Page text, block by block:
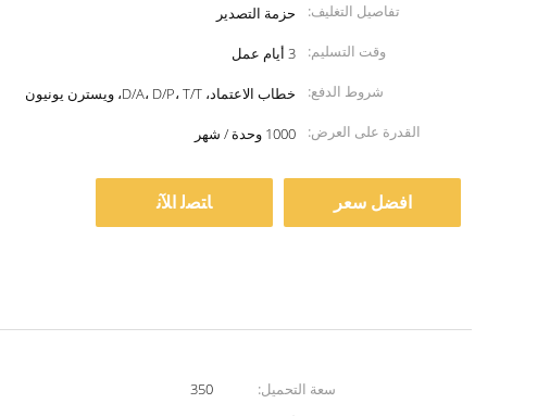
تفاصيل التغليف:
حزمة التصدير
وقت التسليم:
3 أيام عمل
شروط الدفع:
خطاب الاعتماد، D/A، D/P، T/T، ويسترن يونيون
القدرة على العرض:
1000 وحدة / شهر
افضل سعر ﺎﺘﺼﻟ ﺍﻶﻧ
سعة التحميل: 350